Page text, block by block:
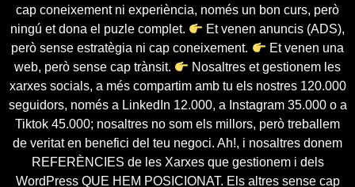
cap coneixement ni experiència, només un bon curs, però
ningú et dona el puzle complet.
Et venen anuncis (ADS),
però sense estratègia ni cap coneixement.
Et venen una
web, però sense cap trànsit.
Nosaltres et gestionem les
xarxes socials, a més compartim amb tu els nostres 120.000
seguidors, només a LinkedIn 12.000, a Instagram 35.000 o a
Tiktok 45.000; nosaltres no som els millors, però treballem
de veritat en benefici del teu negoci. Ah!, i nosaltres donem
REFERÈNCIES de les Xarxes que gestionem i dels
WordPress QUE HEM POSICIONAT. Els altres sense cap